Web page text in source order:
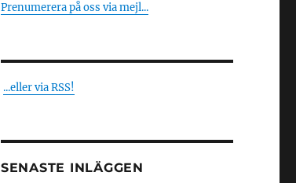
Prenumerera på oss via mejl...
...eller via RSS!
SENASTE INLÄGGEN